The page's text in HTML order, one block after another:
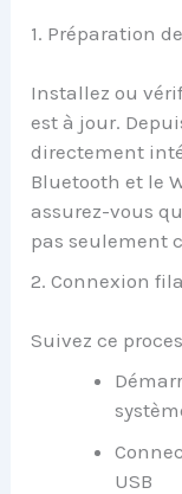
1. Préparation
Installez ou
est à jour.
directement
Bluetooth et le
assurez-vous
pas seulement
2. Connexion
Suivez ce
USB